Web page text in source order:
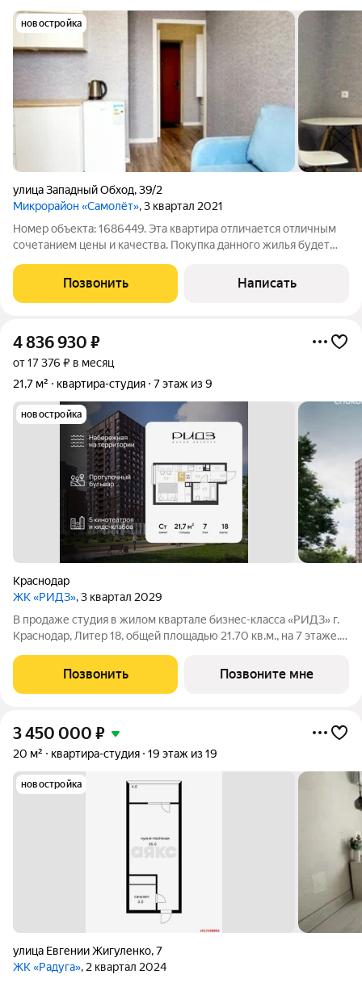
новостройка
улица Западный Обход,39/2
Микрорайон «Самолёт», 3 квартал 2021
Номер объекта: 1686449. Эта квартира отличается отличным
сочетанием цены и качества. Покупка данного жилья будет
деньги на поиске и ремонте квартиры.Удобное расположение
дома позволяет быстро
Позвонить Написать
4 836 930 ₽
от 17 376 ₽ в месяц
21,7 м²
квартира-студия 7 этаж из 9
новостройка
Краснодар
ЖК «РИДЗ», 3 квартал 2029
В продаже студия в жилом квартале бизнес-класса «РИДЗ» г.
Краснодар, Литер 18, общей площадью 21.70 кв.м., на 7 этаже.
отделки от застройщика. Приобретается отдельно и не входит
в стоимость
Позвонить Позвоните мне
3 450 000 ₽
20 м² квартира-студия 19 этаж из 19
новостройка
улица Евгении Жигуленко,7
ЖК «Радуга», 2 квартал 2024